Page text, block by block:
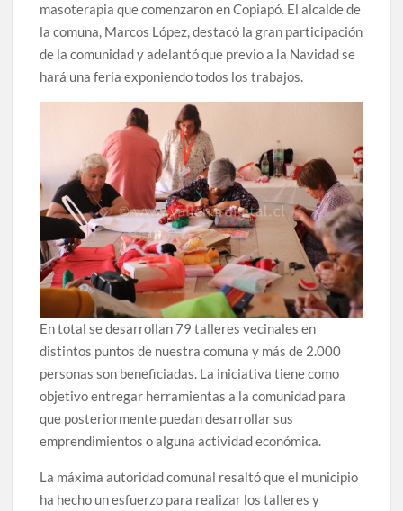
masoterapia que comenzaron en Copiapó. El alcalde de
la comuna, Marcos López, destacó la gran participación
de la comunidad y adelantó que previo a la Navidad se
hará una feria exponiendo todos los trabajos.
En total se desarrollan 79 talleres vecinales en
distintos puntos de nuestra comuna y más de 2.000
personas son beneficiadas. La iniciativa tiene como
objetivo entregar herramientas a la comunidad para
que posteriormente puedan desarrollar sus
emprendimientos o alguna actividad económica.
La máxima autoridad comunal resaltó que el municipio
ha hecho un esfuerzo para realizar los talleres y